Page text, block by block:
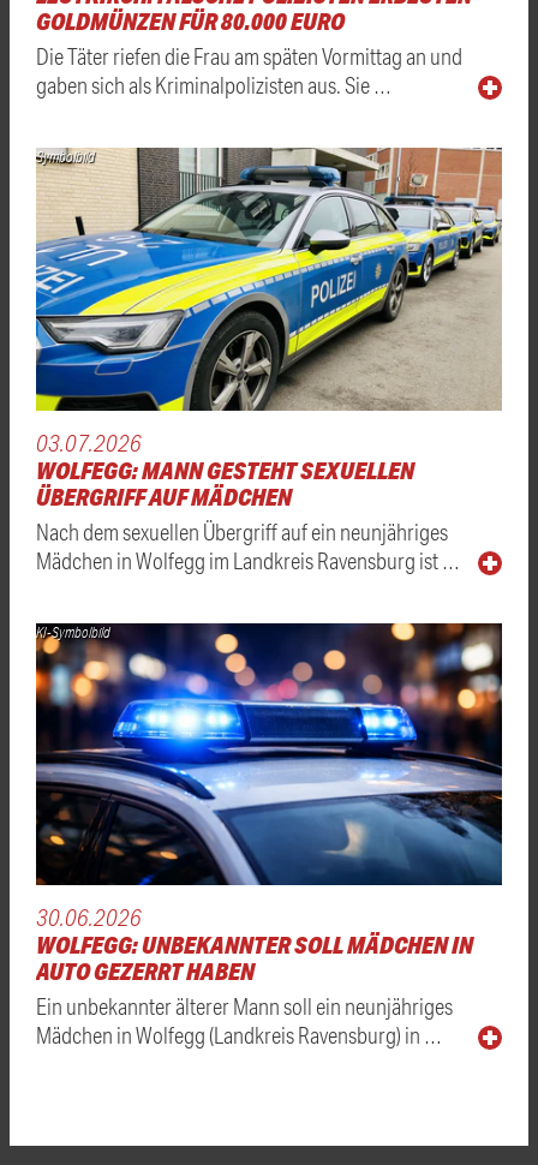
GOLDMÜNZEN FÜR 80.000 EURO
Die Täter riefen die Frau am späten Vormittag an und
gaben sich als Kriminalpolizisten aus. Sie …
Symbolbild
03.07.2026
WOLFEGG: MANN GESTEHT SEXUELLEN
ÜBERGRIFF AUF MÄDCHEN
Nach dem sexuellen Übergriff auf ein neunjähriges
Mädchen in Wolfegg im Landkreis Ravensburg ist …
KI-Symbolbild
30.06.2026
WOLFEGG: UNBEKANNTER SOLL MÄDCHEN IN
AUTO GEZERRT HABEN
Ein unbekannter älterer Mann soll ein neunjähriges
Mädchen in Wolfegg (Landkreis Ravensburg) in …